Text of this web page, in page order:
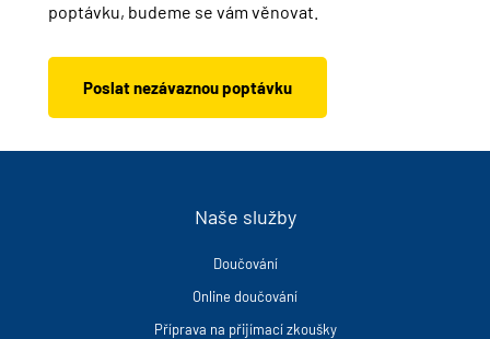
poptávku, budeme se vám věnovat.
Poslat nezávaznou poptávku
Naše služby
Doučování
Online doučování
Příprava na přijímací zkoušky